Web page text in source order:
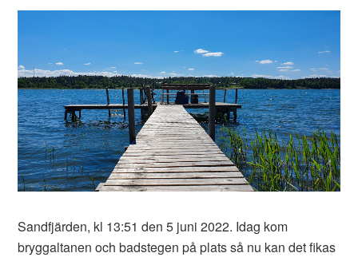
Sandfjärden, kl 13:51 den 5 juni 2022. Idag kom
bryggaltanen och badstegen på plats så nu kan det fikas